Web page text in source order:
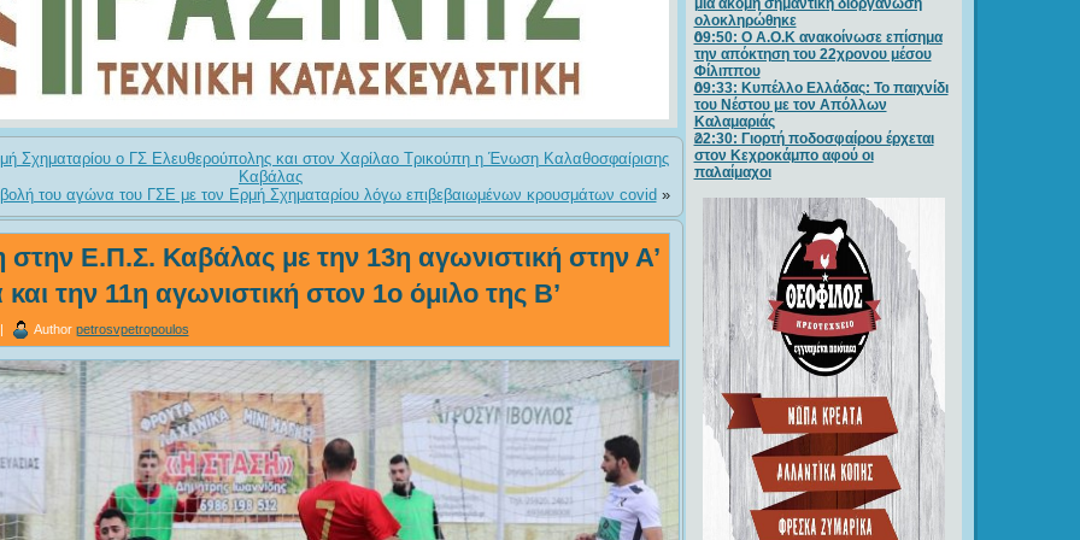
Σχηματαρίου ο ΓΣ Ελευθερούπολης και στον Χαρίλαο Τρικούπη η Ένωση Καλαθοσφαίρισης
Καβάλας
του αγώνα του ΓΣΕ με τον Ερμή Σχηματαρίου λόγω επιβεβαιωμένων κρουσμάτων covid »
Ε.Π.Σ. Καβάλας με την 13η αγωνιστική στην Α’
και την 11η αγωνιστική στον 1ο όμιλο της Β’
Author petrosvpetropoulos
μία ακόμη σημαντική διοργάνωση
ολοκληρώθηκε
09:50: O A.O.K ανακοίνωσε επίσημα
την απόκτηση του 22χρονου μέσου
Φίλιππου
09:33: Κυπέλλο Ελλάδας: Το παιχνίδι
του Νέστου με τον Απόλλων
Καλαμαριάς
22:30: Γιορτή ποδοσφαίρου έρχεται
στον Κεχροκάμπο αφού οι
παλαίμαχοι